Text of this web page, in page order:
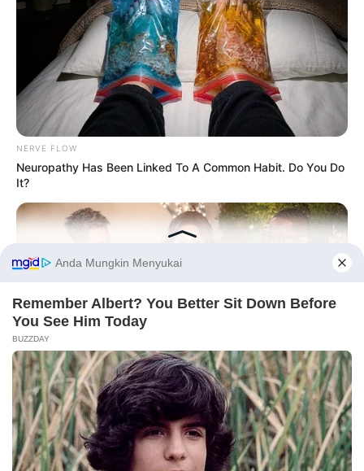
Serem! 9 Chat Ojek Online &
Pelanggan Ini Bikin Auto
Merinding
Bikin Ngakak, 10 Potret
Cosplay Murah Pakai Bahan
Seadanya
NERVE FLOW
Neuropathy Has Been Linked To A Common Habit. Do You Do
It?
BUZZDAY
Chrissy Metz Is So Skinny Now And She Looks Like A Model
Before You Go